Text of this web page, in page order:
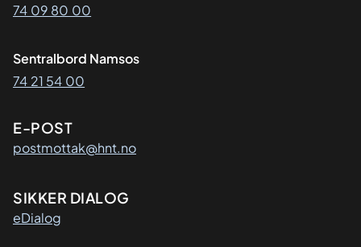
74 09 80 00
Sentralbord Namsos
74 21 54 00
E-POST
postmottak@hnt.no
SIKKER DIALOG
eDialog